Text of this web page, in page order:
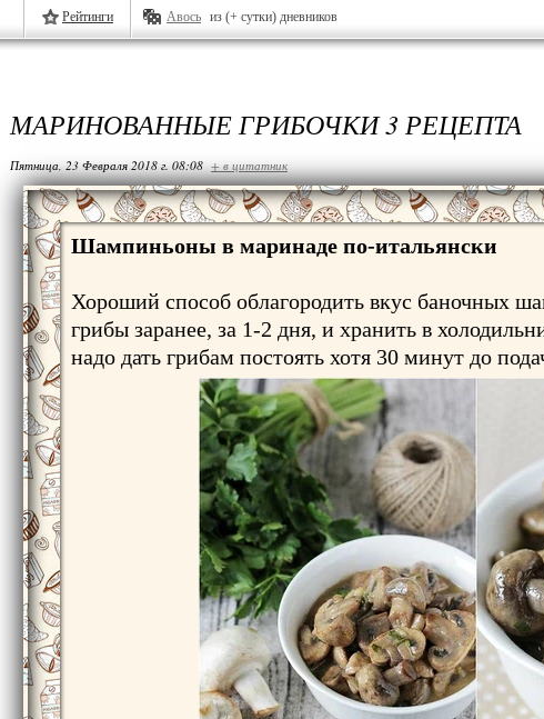
Рейтинги Авось из (+ сутки) дневников
МАРИНОВАННЫЕ ГРИБОЧКИ 3 РЕЦЕПТА
Пятница, 23 Февраля 2018 г. 08:08 + в цитатник
Шампиньоны в маринаде по-итальянски
Хороший способ облагородить вкус баночных
грибы заранее, за 1-2 дня, и хранить в
надо дать грибам постоять хотя 30 минут до